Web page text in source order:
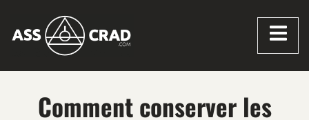
Comment conserver les